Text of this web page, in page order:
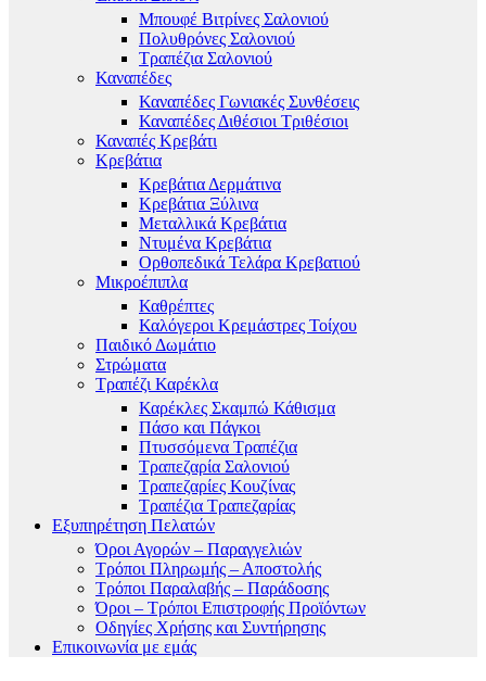
Μπουφέ Βιτρίνες Σαλονιού
Πολυθρόνες Σαλονιού
Τραπέζια Σαλονιού
Καναπέδες
Καναπέδες Γωνιακές Συνθέσεις
Καναπέδες Διθέσιοι Τριθέσιοι
Καναπές Κρεβάτι
Κρεβάτια
Κρεβάτια Δερμάτινα
Κρεβάτια Ξύλινα
Μεταλλικά Κρεβάτια
Ντυμένα Κρεβάτια
Ορθοπεδικά Τελάρα Κρεβατιού
Μικροέπιπλα
Καθρέπτες
Καλόγεροι Κρεμάστρες Τοίχου
Παιδικό Δωμάτιο
Στρώματα
Τραπέζι Καρέκλα
Καρέκλες Σκαμπώ Κάθισμα
Πάσο και Πάγκοι
Πτυσσόμενα Τραπέζια
Τραπεζαρία Σαλονιού
Τραπεζαρίες Κουζίνας
Τραπέζια Τραπεζαρίας
Εξυπηρέτηση Πελατών
Όροι Αγορών – Παραγγελιών
Τρόποι Πληρωμής – Αποστολής
Τρόποι Παραλαβής – Παράδοσης
Όροι – Τρόποι Επιστροφής Προϊόντων
Οδηγίες Χρήσης και Συντήρησης
Επικοινωνία με εμάς